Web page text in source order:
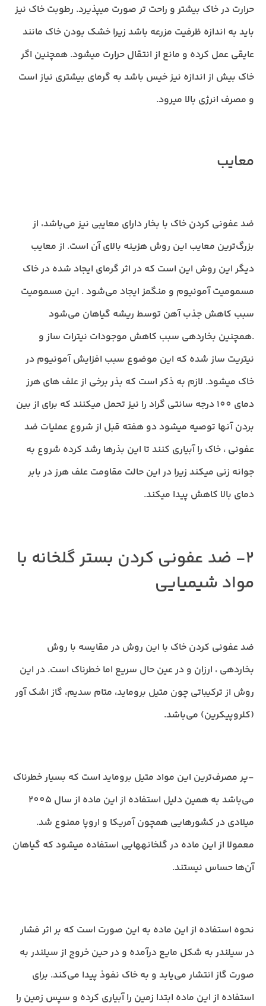
حرارت در خاک بیشتر و راحت تر صورت میپذیرد. رطوبت خاک نیز
باید به اندازه ظرفیت مزرعه باشد زیرا خشک بودن خاک مانند
عایقی عمل کرده و مانع از انتقال حرارت میشود. همچنین اگر
خاک بیش از اندازه نیز خیس باشد به گرمای بیشتری نیاز است
و مصرف انرژی بالا میرود.
معایب
ضد عفونی کردن خاک با بخار دارای معایبی نیز می‌باشد، از
بزرگ‌ترین معایب این روش هزینه بالای آن است. از معایب
دیگر این روش این است که در اثر گرمای ایجاد شده در خاک
مسمومیت آمونیوم و منگمز ایجاد می‌شود . این مسمومیت
سبب کاهش جذب آهن توسط ریشه گیاهان می‌شود
.همچنین بخاردهی سبب کاهش موجودات نیترات ساز و
نیتریت ساز شده که این موضوع سبب افزایش آمونیوم در
خاک میشود. لازم به ذکر است که بذر برخی از علف های هرز
دمای 100 درجه سانتی گراد را نیز تحمل میکنند که برای از بین
بردن آنها توصیه میشود دو هفته قبل از شروع عملیات ضد
عفونی ، خاک را آبیاری کنند تا این بذرها رشد کرده شروع به
جوانه زنی میکند زیرا در این حالت مقاومت علف هرز در بابر
دمای بالا کاهش پیدا میکند.
2- ضد عفونی کردن بستر گلخانه با
مواد شیمیایی
ضد عفونی کردن خاک با این روش در مقایسه با روش
بخاردهی ، ارزان و در عین حال سریع اما خطرناک است. در این
روش از ترکیباتی چون متیل بروماید، متام سدیم، گاز اشک آور
(کلروپیکرین) می‌باشد.
-پر مصرف‌ترین این مواد متیل بروماید است که بسیار خطرناک
می‌باشد به همین دلیل استفاده از این ماده از سال 2005
میلادی در کشورهایی همچون آمریکا و اروپا ممنوع شد.
معمولا از این ماده در گلخانههایی استفاده میشود که گیاهان
آن‌ها حساس نیستند.
نحوه استفاده از این ماده به این صورت است که بر اثر فشار
در سیلندر به شکل مایع درآمده و در حین خروج از سیلندر به
صورت گاز انتشار می‌یابد و به خاک نفوذ پیدا می‌کند. برای
استفاده از این ماده ابتدا زمین را آبیاری کرده و سپس زمین را